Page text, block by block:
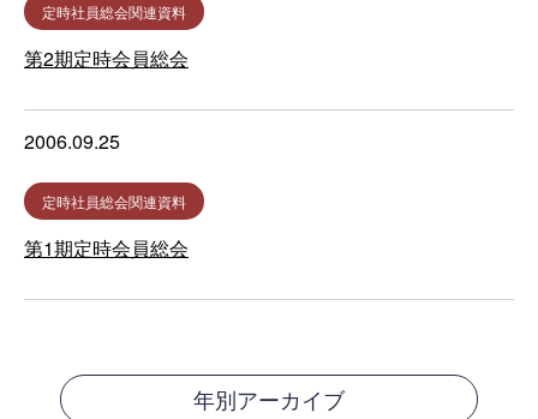
定時社員総会関連資料
第2期定時会員総会
2006.09.25
定時社員総会関連資料
第1期定時会員総会
年別アーカイブ